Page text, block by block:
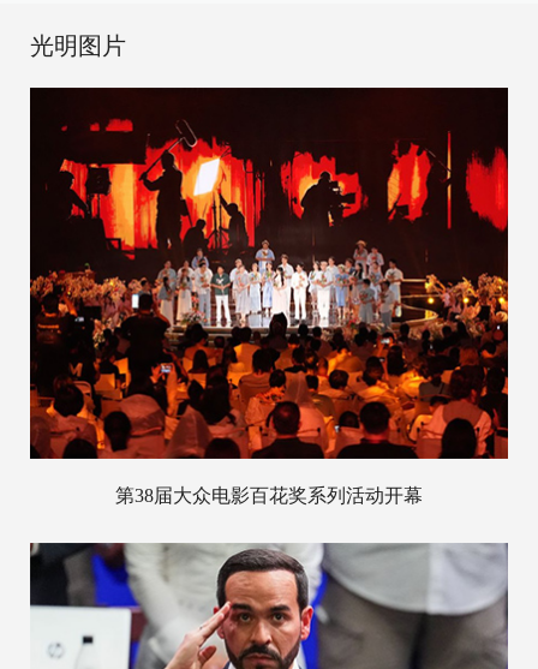
光明图片
第38届大众电影百花奖系列活动开幕